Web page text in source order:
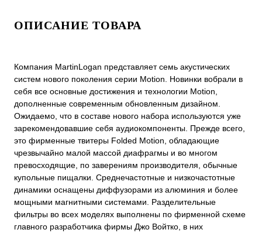
ОПИСАНИЕ ТОВАРА
Компания MartinLogan представляет семь акустических
систем нового поколения серии Motion. Новинки вобрали в
себя все основные достижения и технологии Motion,
дополненные современным обновленным дизайном.
Ожидаемо, что в составе нового набора используются уже
зарекомендовавшие себя аудиокомпоненты. Прежде всего,
это фирменные твитеры Folded Motion, обладающие
чрезвычайно малой массой диафрагмы и во многом
превосходящие, по заверениям производителя, обычные
купольные пищалки. Среднечастотные и низкочастотные
динамики оснащены диффузорами из алюминия и более
мощными магнитными системами. Разделительные
фильтры во всех моделях выполнены по фирменной схеме
главного разработчика фирмы Джо Войтко, в них